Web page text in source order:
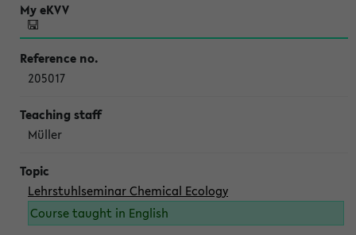
205017
Müller
Lehrstuhlseminar Chemical Ecology
Course taught in English